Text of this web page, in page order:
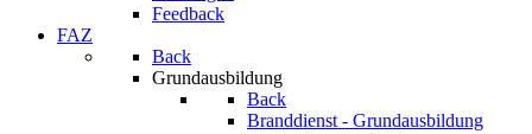
Feedback
FAZ
Back
Grundausbildung
Back
Branddienst - Grundausbildung